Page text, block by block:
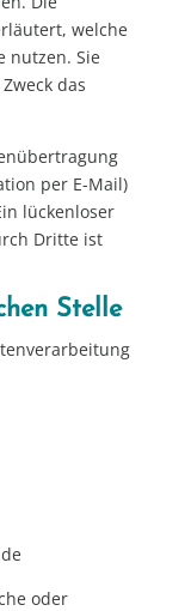
welche
nutzen. Sie
das
per E-Mail)
lückenloser
Dritte ist
Stelle
oder